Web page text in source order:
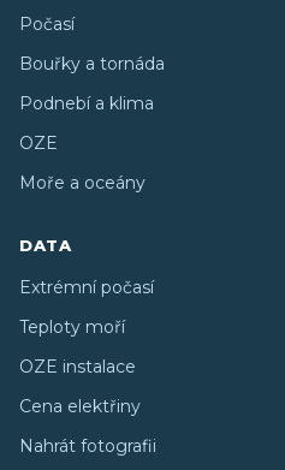
Počasí
Bouřky a tornáda
Podnebí a klima
OZE
Moře a oceány
DATA
Extrémní počasí
Teploty moří
OZE instalace
Cena elektřiny
Nahrát fotografii